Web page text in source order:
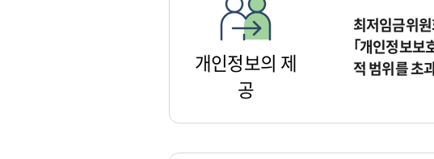
개인정보의 제
공
최저임금위
｢개인정보보
적 범위를 초